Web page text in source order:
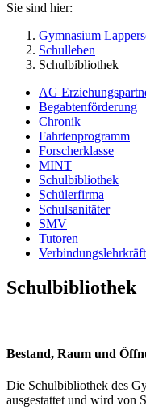
Sie sind hier:
Gymnasium
Schulleben
Schulbibliothek
AG
Begabtenförderung
Chronik
Fahrtenprogramm
Forscherklasse
MINT
Schulbibliothek
Schülerfirma
Schulsanitäter
SMV
Tutoren
Schulbibliothek
Bestand, Raum und
Die Schulbibliothek des
ausgestattet und wird von